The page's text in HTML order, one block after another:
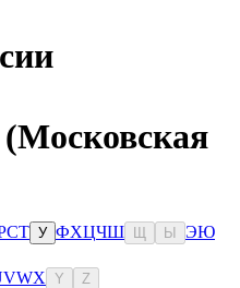
СТ У ФХЦЧШ Ы ЭЮ
VWX Y Z